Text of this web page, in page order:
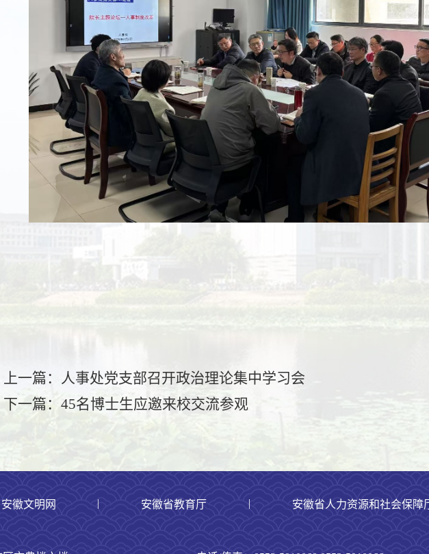
上一篇：人事处党支部召开政治理论集中学习会
下一篇：45名博士生应邀来校交流参观
安徽文明网 | 安徽省教育厅 | 安徽省人力资源和社会保障